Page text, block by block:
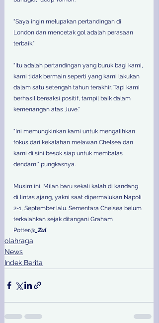
“Saya ingin melupakan pertandingan di
London dan mencetak gol adalah perasaan
terbaik.”
“Itu adalah pertandingan yang buruk bagi kami,
kami tidak bermain seperti yang kami lakukan
dalam satu setengah tahun terakhir. Tapi kami
berhasil bereaksi positif, tampil baik dalam
kemenangan atas Juve.”
“Ini memungkinkan kami untuk mengalihkan
fokus dari kekalahan melawan Chelsea dan
kami di sini besok siap untuk membalas
dendam,” pungkasnya.
Musim ini, Milan baru sekali kalah di kandang
di lintas ajang, yakni saat dipermalukan Napoli
2-1, September lalu. Sementara Chelsea belum
terkalahkan sejak ditangani Graham
Potter.@ _Zul
olahraga
News
Indek Berita